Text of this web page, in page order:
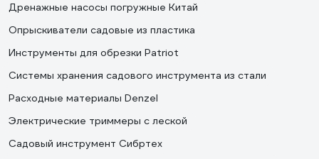
Дренажные насосы погружные Китай
Опрыскиватели садовые из пластика
Инструменты для обрезки Patriot
Системы хранения садового инструмента из стали
Расходные материалы Denzel
Электрические триммеры с леской
Садовый инструмент Сибртех